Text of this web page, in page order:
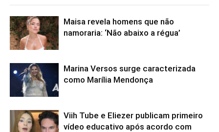
Maisa revela homens que não
namoraria: ‘Não abaixo a régua’
Marina Versos surge caracterizada
como Marília Mendonça
Viih Tube e Eliezer publicam primeiro
vídeo educativo após acordo com